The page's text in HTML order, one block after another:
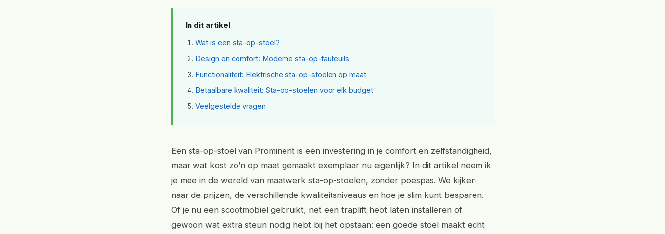
In dit artikel
Wat is een sta-op-stoel?
Design en comfort: Moderne sta-op-fauteuils
Functionaliteit: Elektrische sta-op-stoelen op maat
Betaalbare kwaliteit: Sta-op-stoelen voor elk budget
Veelgestelde vragen
Een sta-op-stoel van Prominent is een investering in je comfort en zelfstandigheid,
maar wat kost zo’n op maat gemaakt exemplaar nu eigenlijk? In dit artikel neem ik
je mee in de wereld van maatwerk sta-op-stoelen, zonder poespas. We kijken
naar de prijzen, de verschillende kwaliteitsniveaus en hoe je slim kunt besparen.
Of je nu een scootmobiel gebruikt, net een traplift hebt laten installeren of
gewoon wat extra steun nodig hebt bij het opstaan: een goede stoel maakt echt